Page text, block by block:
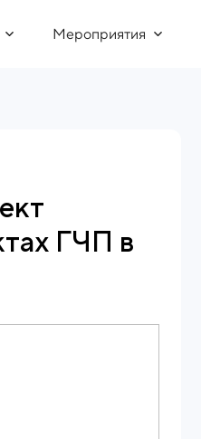
Мероприятия
ГЧП в